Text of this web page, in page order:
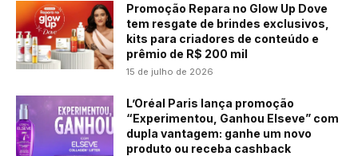
Promoção Repara no Glow Up Dove
tem resgate de brindes exclusivos,
kits para criadores de conteúdo e
prêmio de R$ 200 mil
15 de julho de 2026
L’Oréal Paris lança promoção
“Experimentou, Ganhou Elseve” com
dupla vantagem: ganhe um novo
produto ou receba cashback